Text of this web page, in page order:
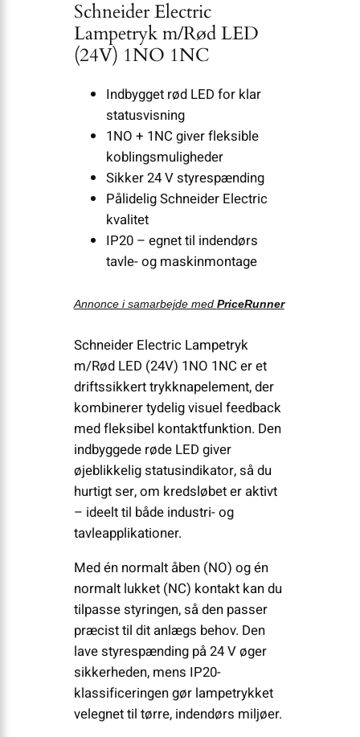
Schneider Electric
Lampetryk m/Rød LED
(24V) 1NO 1NC
Indbygget rød LED for klar
statusvisning
1NO + 1NC giver fleksible
koblingsmuligheder
Sikker 24 V styrespænding
Pålidelig Schneider Electric
kvalitet
IP20 – egnet til indendørs
tavle- og maskinmontage
Annonce i samarbejde med PriceRunner
Schneider Electric Lampetryk
m/Rød LED (24V) 1NO 1NC er et
driftssikkert trykknapelement, der
kombinerer tydelig visuel feedback
med fleksibel kontaktfunktion. Den
indbyggede røde LED giver
øjeblikkelig statusindikator, så du
hurtigt ser, om kredsløbet er aktivt
– ideelt til både industri- og
tavleapplikationer.
Med én normalt åben (NO) og én
normalt lukket (NC) kontakt kan du
tilpasse styringen, så den passer
præcist til dit anlægs behov. Den
lave styrespænding på 24 V øger
sikkerheden, mens IP20-
klassificeringen gør lampetrykket
velegnet til tørre, indendørs miljøer.